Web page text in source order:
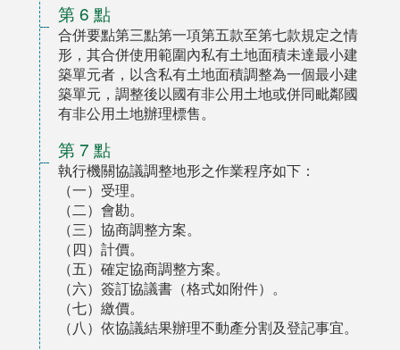
第 6 點
合併要點第三點第一項第五款至第七款規定之情
形，其合併使用範圍內私有土地面積未達最小建
築單元者，以含私有土地面積調整為一個最小建
築單元，調整後以國有非公用土地或併同毗鄰國
有非公用土地辦理標售。
第 7 點
執行機關協議調整地形之作業程序如下：
（一）受理。
（二）會勘。
（三）協商調整方案。
（四）計價。
（五）確定協商調整方案。
（六）簽訂協議書（格式如附件）。
（七）繳價。
（八）依協議結果辦理不動產分割及登記事宜。